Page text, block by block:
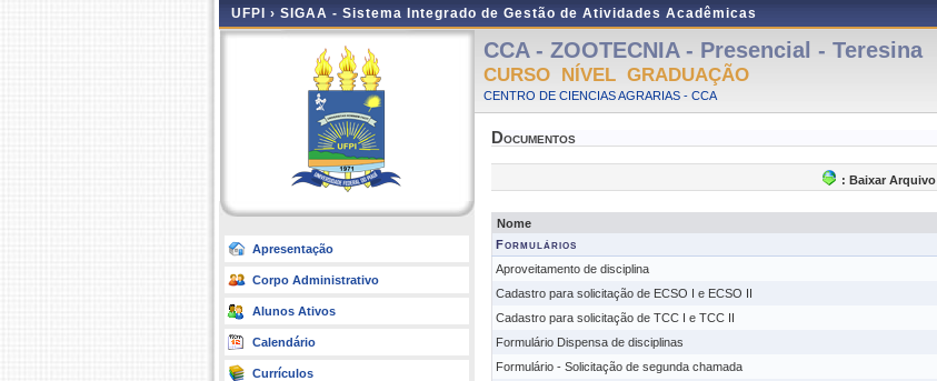
UFPI › SIGAA - Sistema Integrado de Gestão de Atividades Acadêmicas
Apresentação
Corpo Administrativo
Alunos Ativos
Calendário
Currículos
CCA - ZOOTECNIA - Presencial - Teresina
CURSO NÍVEL GRADUAÇÃO
CENTRO DE CIENCIAS AGRARIAS - CCA
Documentos
: Baixar Arquivo
Nome
Formulários
Aproveitamento de disciplina
Cadastro para solicitação de ECSO I e ECSO II
Cadastro para solicitação de TCC I e TCC II
Formulário Dispensa de disciplinas
Formulário - Solicitação de segunda chamada